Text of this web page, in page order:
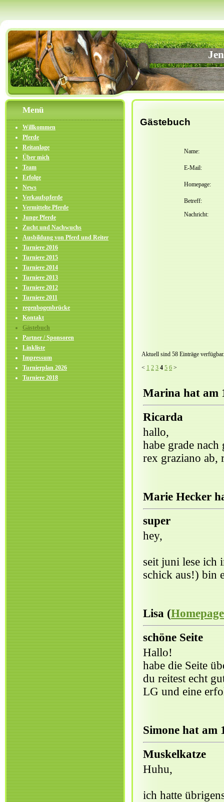
Menü
Willkommen
Pferde
Reitanlage
Über mich
Team
Erfolge
News
Verkaufspferde
Vermittelte Pferde
Junge Pferde
Zucht und Nachwuchs
Ausbildung von Pferd und Reiter
Turniere 2016
Turniere 2015
Turniere 2014
Turniere 2013
Turniere 2012
Turniere 2011
regenbogenbrücke
Kontakt
Gästebuch
Partner / Sponsoren
Linkliste
Impressum
Turnierplan 2026
Turniere 2018
Gästebuch
Name:
E-Mail:
Homepage:
Betreff:
Nachricht:
Aktuell sind 58 Einträge verfügbar.
< 1 2 3 4 5 6 >
Marina hat am
Ricarda
hallo,
habe grade
rex graziano ab,
Marie Hecker
super
hey,
seit juni lese ich
schick aus!) bin
Lisa (Homepage
schöne Seite
Hallo!
habe die Seite
du reitest echt
LG und eine
Simone hat am
Muskelkatze
Huhu,
ich hatte